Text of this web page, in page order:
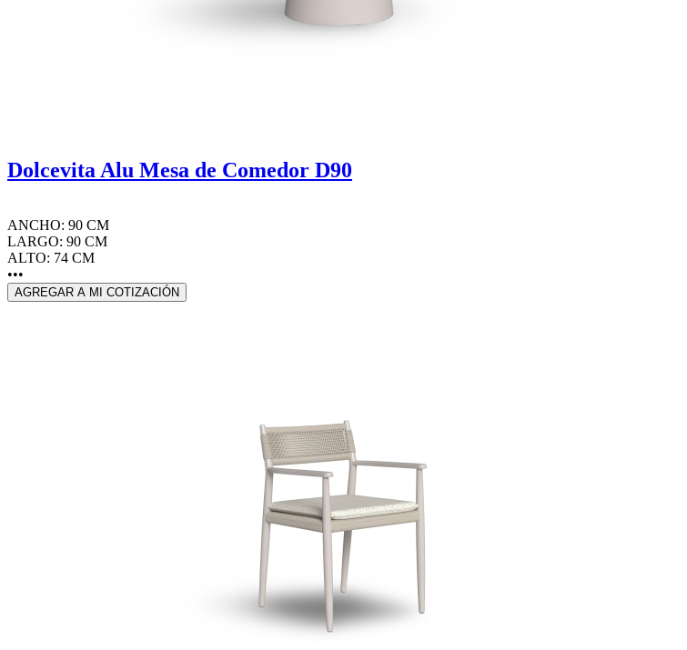
Dolcevita Alu Mesa de Comedor D90
ANCHO: 90 CM
LARGO: 90 CM
ALTO: 74 CM
•••
AGREGAR A MI COTIZACIÓN